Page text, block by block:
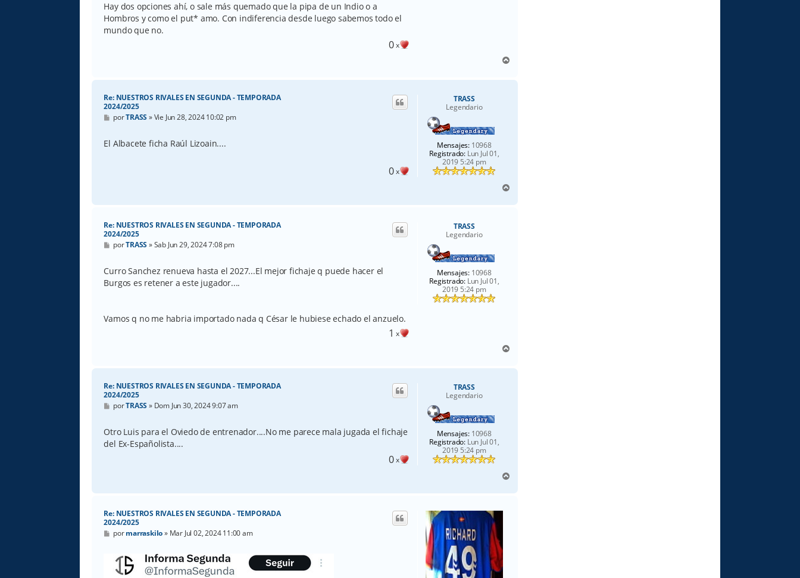
Hay dos opciones ahí, o sale más quemado que la pipa de un Indio o a
Hombros y como el put* amo. Con indiferencia desde luego sabemos todo el
mundo que no.
0x
r
TRASS
Legendario
Mensajes: 10968
Registrado:Lun Jul 01,
2019 5:24 pm
Re: NUESTROS RIVALES EN SEGUNDA - TEMPORADA
2024/2025
M
e
s
a
porTRASS »Vie Jun 28, 2024 10:02 pm
El Albacete ficha Raúl Lizoain....
0x
r
TRASS
Legendario
Mensajes: 10968
Registrado:Lun Jul 01,
2019 5:24 pm
Re: NUESTROS RIVALES EN SEGUNDA - TEMPORADA
2024/2025
M
e
s
a
j
porTRASS »Sab Jun 29, 2024 7:08 pm
Curro Sanchez renueva hasta el 2027...El mejor fichaje q puede hacer el
Burgos es retener a este jugador....
Vamos q no me habria importado nada q César le hubiese echado el anzuelo.
1 x
r
TRASS
Legendario
Mensajes: 10968
Registrado:Lun Jul 01,
2019 5:24 pm
Re: NUESTROS RIVALES EN SEGUNDA - TEMPORADA
2024/2025
M
e
s
a
j
porTRASS » Dom Jun 30, 2024 9:07 am
Otro Luis para el Oviedo de entrenador....No me parece mala jugada el fichaje
del Ex-Españolista....
0x
r
Re: NUESTROS RIVALES EN SEGUNDA - TEMPORADA
2024/2025
M
e
pormarraskilo» Mar Jul 02, 2024 11:00 am